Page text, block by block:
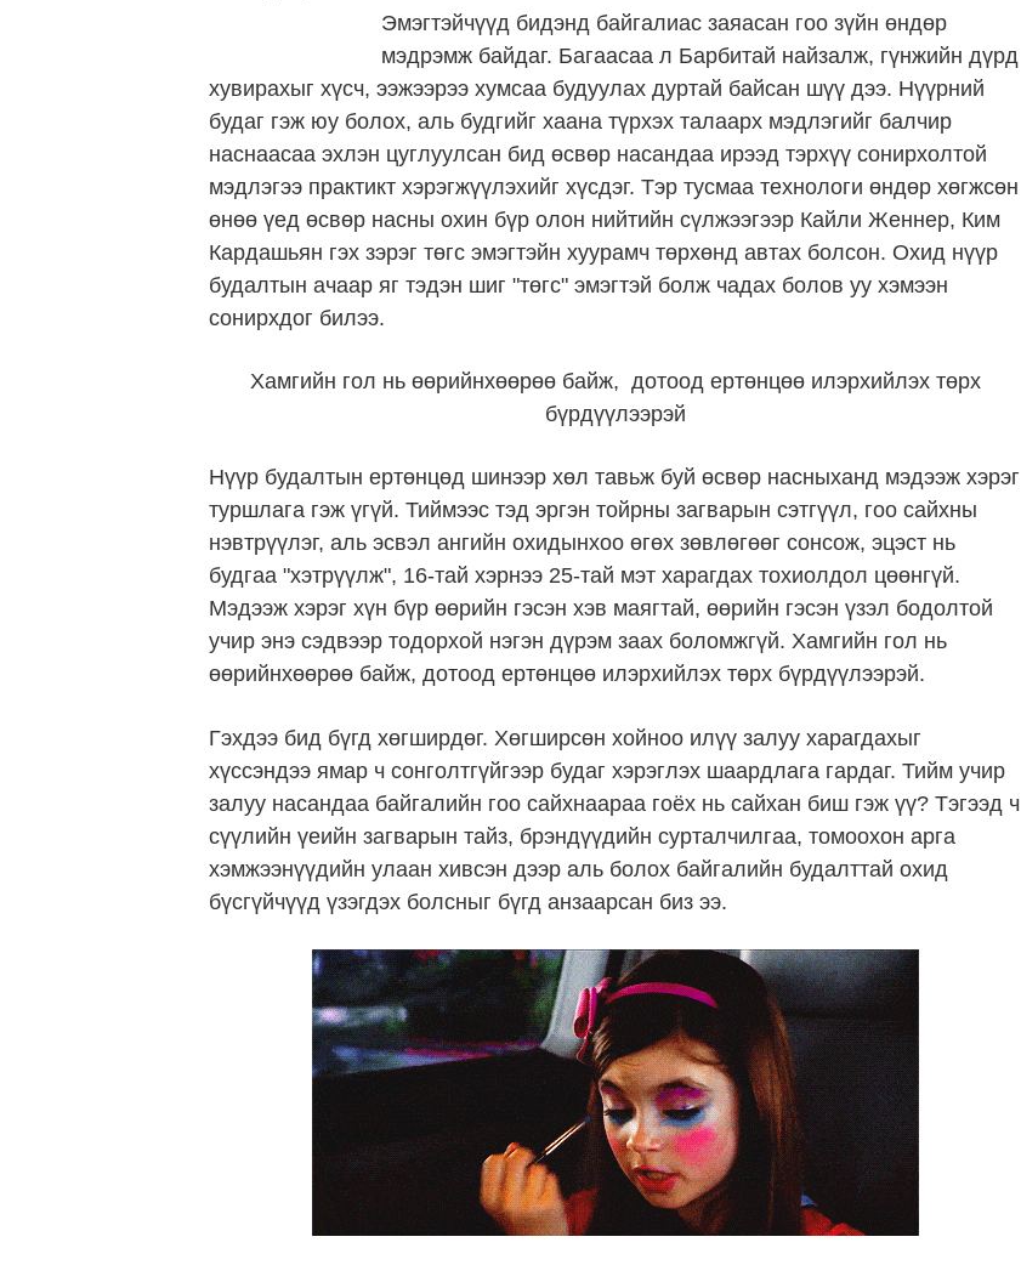
Эмэгтэйчүүд бидэнд байгалиас заяасан гоо зүйн өндөр
мэдрэмж байдаг. Багаасаа л Барбитай найзалж, гүнжийн дүрд
хувирахыг хүсч, ээжээрээ хумсаа будуулах дуртай байсан шүү дээ. Нүүрний
будаг гэж юу болох, аль будгийг хаана түрхэх талаарх мэдлэгийг балчир
наснаасаа эхлэн цуглуулсан бид өсвөр насандаа ирээд тэрхүү сонирхолтой
мэдлэгээ практикт хэрэгжүүлэхийг хүсдэг. Тэр тусмаа технологи өндөр хөгжсөн
өнөө үед өсвөр насны охин бүр олон нийтийн сүлжээгээр Кайли Женнер, Ким
Кардашьян гэх зэрэг төгс эмэгтэйн хуурамч төрхөнд автах болсон. Охид нүүр
будалтын ачаар яг тэдэн шиг "төгс" эмэгтэй болж чадах болов уу хэмээн
сонирхдог билээ.
Хамгийн гол нь өөрийнхөөрөө байж, дотоод ертөнцөө илэрхийлэх төрх
бүрдүүлээрэй
Нүүр будалтын ертөнцөд шинээр хөл тавьж буй өсвөр насныханд мэдээж хэрэг
туршлага гэж үгүй. Тиймээс тэд эргэн тойрны загварын сэтгүүл, гоо сайхны
нэвтрүүлэг, аль эсвэл ангийн охидынхоо өгөх зөвлөгөөг сонсож, эцэст нь
будгаа "хэтрүүлж", 16-тай хэрнээ 25-тай мэт харагдах тохиолдол цөөнгүй.
Мэдээж хэрэг хүн бүр өөрийн гэсэн хэв маягтай, өөрийн гэсэн үзэл бодолтой
учир энэ сэдвээр тодорхой нэгэн дүрэм заах боломжгүй. Хамгийн гол нь
өөрийнхөөрөө байж, дотоод ертөнцөө илэрхийлэх төрх бүрдүүлээрэй.
Гэхдээ бид бүгд хөгширдөг. Хөгширсөн хойноо илүү залуу харагдахыг
хүссэндээ ямар ч сонголтгүйгээр будаг хэрэглэх шаардлага гардаг. Тийм учир
залуу насандаа байгалийн гоо сайхнаараа гоёх нь сайхан биш гэж үү? Тэгээд ч
сүүлийн үеийн загварын тайз, брэндүүдийн сурталчилгаа, томоохон арга
хэмжээнүүдийн улаан хивсэн дээр аль болох байгалийн будалттай охид
бүсгүйчүүд үзэгдэх болсныг бүгд анзаарсан биз ээ.